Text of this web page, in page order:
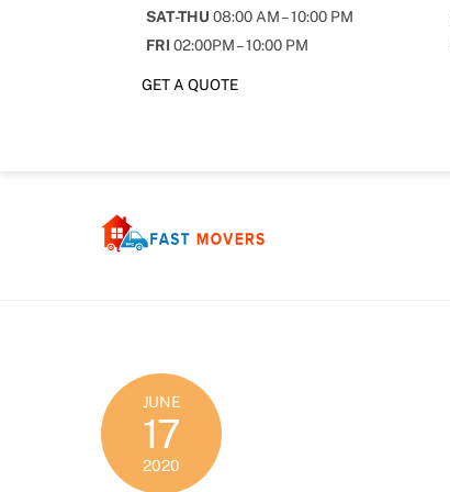
SAT-THU 08:00 AM – 10:00 PM
FRI 02:00PM – 10:00 PM
GET A QUOTE
JUNE
17
2020